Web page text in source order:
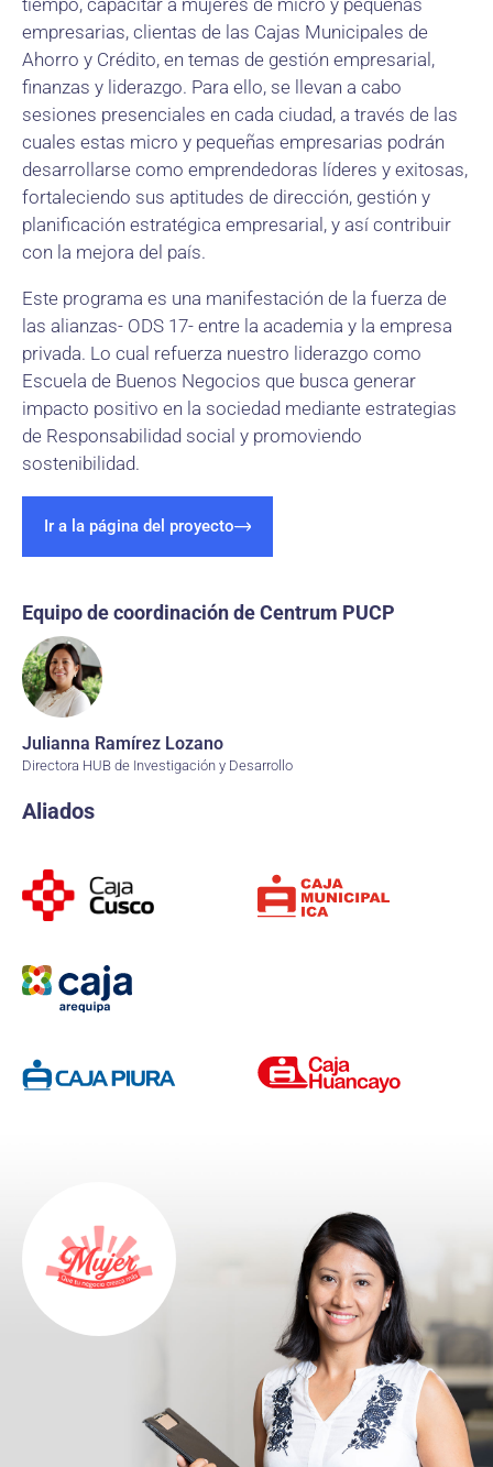
tiempo, capacitar a mujeres de micro y pequeñas
empresarias, clientas de las Cajas Municipales de
Ahorro y Crédito, en temas de gestión empresarial,
finanzas y liderazgo. Para ello, se llevan a cabo
sesiones presenciales en cada ciudad, a través de las
cuales estas micro y pequeñas empresarias podrán
desarrollarse como emprendedoras líderes y exitosas,
fortaleciendo sus aptitudes de dirección, gestión y
planificación estratégica empresarial, y así contribuir
con la mejora del país.
Este programa es una manifestación de la fuerza de
las alianzas- ODS 17- entre la academia y la empresa
privada. Lo cual refuerza nuestro liderazgo como
Escuela de Buenos Negocios que busca generar
impacto positivo en la sociedad mediante estrategias
de Responsabilidad social y promoviendo
sostenibilidad.
Ir a la página del proyecto
Equipo de coordinación de Centrum PUCP
Julianna Ramírez Lozano
Directora HUB de Investigación y Desarrollo
Aliados